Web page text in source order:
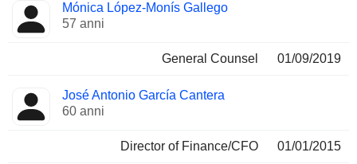
Mónica López-Monís Gallego
57 anni
General Counsel 01/09/2019
José Antonio García Cantera
60 anni
Director of Finance/CFO 01/01/2015